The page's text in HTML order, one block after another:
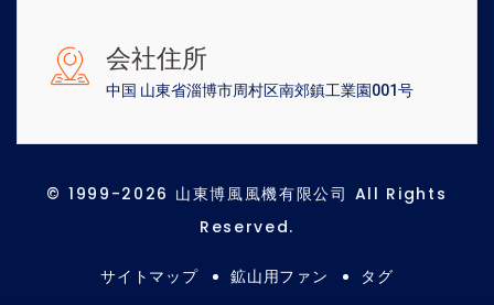
会社住所
中国 山東省淄博市周村区南郊鎮工業園001号
© 1999-2026 山東博風風機有限公司 All Rights
Reserved.
サイトマップ 鉱山用ファン タグ